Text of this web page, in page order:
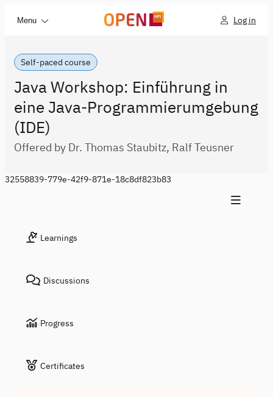
Menu Log in
Self-paced course
Java Workshop: Einführung in
eine Java-Programmierumgebung
(IDE)
Offered by Dr. Thomas Staubitz, Ralf Teusner
32558839-779e-42f9-871e-18c8df823b83
Learnings
Discussions
Progress
Certificates